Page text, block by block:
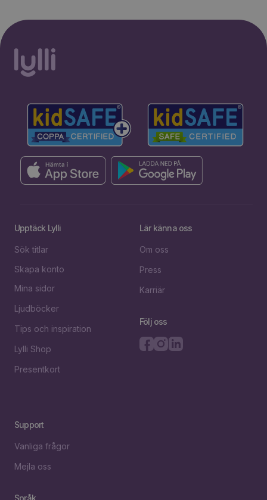
Upptäck Lylli
Sök titlar
Skapa konto
Mina sidor
Ljudböcker
Tips och inspiration
Lylli Shop
Presentkort
Lär känna oss
Om oss
Press
Karriär
Följ oss
Support
Vanliga frågor
Mejla oss